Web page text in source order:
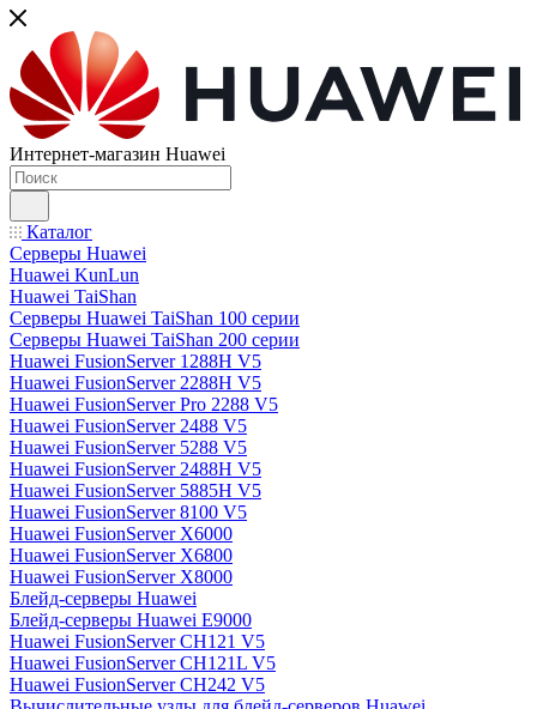
Интернет-магазин Huawei
Каталог
Серверы Huawei
Huawei KunLun
Huawei TaiShan
Серверы Huawei TaiShan 100 серии
Серверы Huawei TaiShan 200 серии
Huawei FusionServer 1288H V5
Huawei FusionServer 2288H V5
Huawei FusionServer Pro 2288 V5
Huawei FusionServer 2488 V5
Huawei FusionServer 5288 V5
Huawei FusionServer 2488H V5
Huawei FusionServer 5885H V5
Huawei FusionServer 8100 V5
Huawei FusionServer X6000
Huawei FusionServer X6800
Huawei FusionServer X8000
Блейд-серверы Huawei
Блейд-серверы Huawei E9000
Huawei FusionServer CH121 V5
Huawei FusionServer CH121L V5
Huawei FusionServer CH242 V5